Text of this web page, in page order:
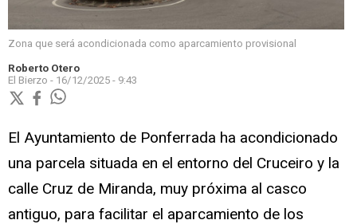
Zona que será acondicionada como aparcamiento provisional
Roberto Otero
El Bierzo - 16/12/2025 - 9:43
El Ayuntamiento de Ponferrada ha acondicionado
una parcela situada en el entorno del Cruceiro y la
calle Cruz de Miranda, muy próxima al casco
antiguo, para facilitar el aparcamiento de los